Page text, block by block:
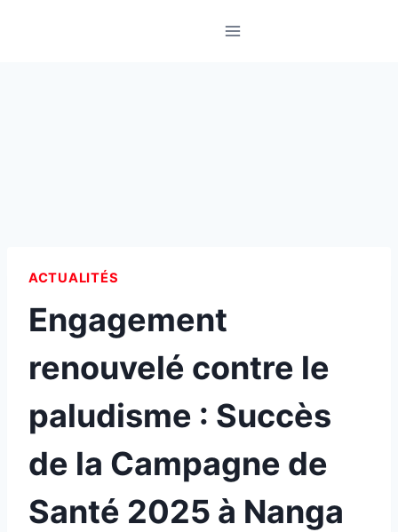
ACTUALITÉS
Engagement
renouvelé contre le
paludisme : Succès
de la Campagne de
Santé 2025 à Nanga